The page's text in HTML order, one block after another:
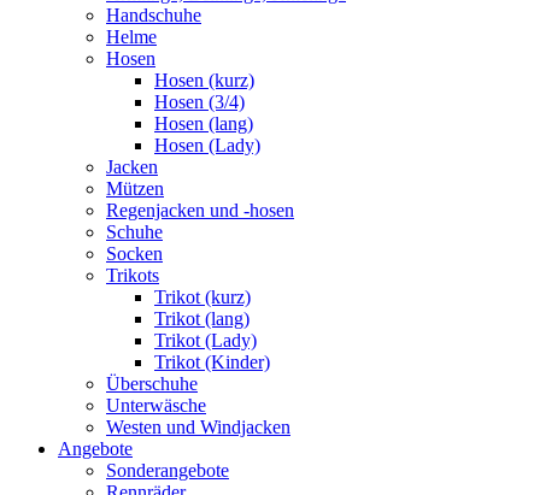
Handschuhe
Helme
Hosen
Hosen (kurz)
Hosen (3/4)
Hosen (lang)
Hosen (Lady)
Jacken
Mützen
Regenjacken und -hosen
Schuhe
Socken
Trikots
Trikot (kurz)
Trikot (lang)
Trikot (Lady)
Trikot (Kinder)
Überschuhe
Unterwäsche
Westen und Windjacken
Angebote
Sonderangebote